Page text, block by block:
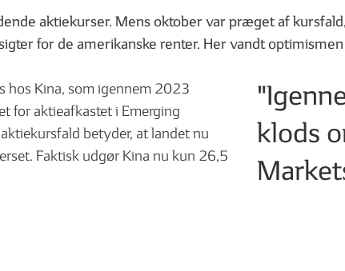
aktiekurser. Mens oktober var præget af
for de amerikanske renter. Her vandt
hos Kina, som igennem 2023
for aktieafkastet i Emerging
betyder, at landet nu
Faktisk udgør Kina nu kun 26,5
klods